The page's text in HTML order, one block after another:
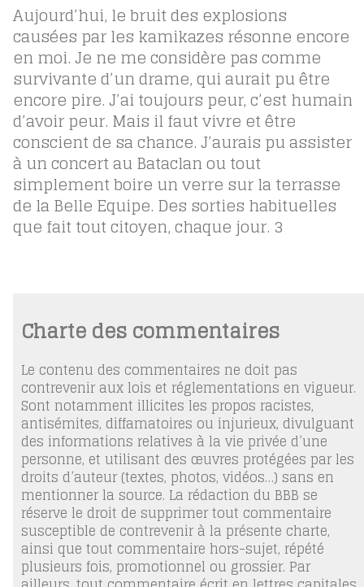
Aujourd’hui, le bruit des explosions
causées par les kamikazes résonne encore
en moi. Je ne me considère pas comme
survivante d’un drame, qui aurait pu être
encore pire. J’ai toujours peur, c’est humain
d’avoir peur. Mais il faut vivre et être
conscient de sa chance. J’aurais pu assister
à un concert au Bataclan ou tout
simplement boire un verre sur la terrasse
de la Belle Equipe. Des sorties habituelles
que fait tout citoyen, chaque jour. 3
Charte des commentaires
Le contenu des commentaires ne doit pas
contrevenir aux lois et réglementations en vigueur.
Sont notamment illicites les propos racistes,
antisémites, diffamatoires ou injurieux, divulguant
des informations relatives à la vie privée d’une
personne, et utilisant des œuvres protégées par les
droits d’auteur (textes, photos, vidéos…) sans en
mentionner la source. La rédaction du BBB se
réserve le droit de supprimer tout commentaire
susceptible de contrevenir à la présente charte,
ainsi que tout commentaire hors-sujet, répété
plusieurs fois, promotionnel ou grossier. Par